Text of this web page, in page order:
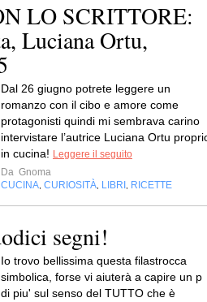
LO SCRITTORE:
Luciana Ortu,
Dal 26 giugno potrete leggere un
romanzo con il cibo e amore come
protagonisti quindi mi sembrava carino
intervistare l’autrice Luciana Ortu
in cucina! Leggere il seguito
Da Gnoma
CUCINA CURIOSITÀ LIBRI RICETTE
segni!
Io trovo bellissima questa filastrocca
simbolica, forse vi aiuterà a capire un p
di piu' sul senso del TUTTO che è